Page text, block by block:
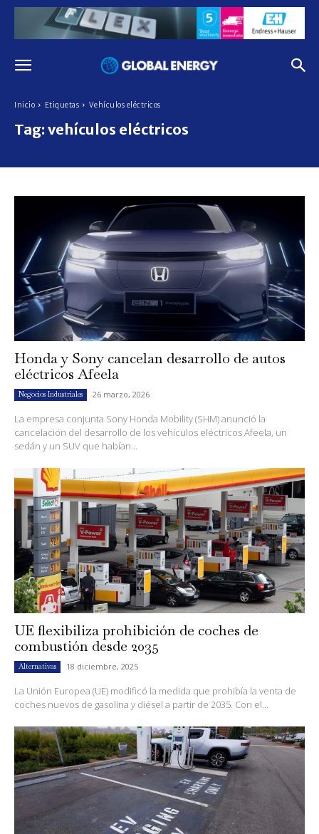
Inicio Etiquetas Vehículos eléctricos
Tag: vehículos eléctricos
Honda y Sony cancelan desarrollo de autos
eléctricos Afeela
Negocios Industriales 26 marzo, 2026
La empresa conjunta Sony Honda Mobility (SHM) anunció la
cancelación del desarrollo de los vehículos eléctricos Afeela, un
sedán y un SUV que habían...
UE flexibiliza prohibición de coches de
combustión desde 2035
Alternativas 18 diciembre, 2025
La Unión Europea (UE) modificó la medida que prohibía la venta de
coches nuevos de gasolina y diésel a partir de 2035. Con el...